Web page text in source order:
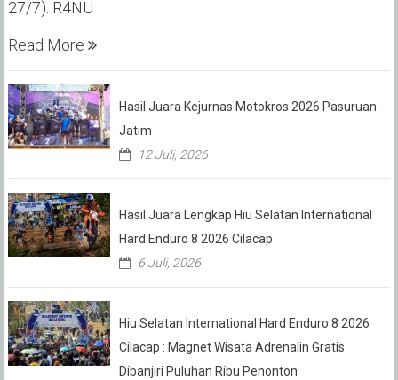
27/7). R4NU
Read More
Hasil Juara Kejurnas Motokros 2026 Pasuruan
Jatim
12 Juli, 2026
Hasil Juara Lengkap Hiu Selatan International
Hard Enduro 8 2026 Cilacap
6 Juli, 2026
Hiu Selatan International Hard Enduro 8 2026
Cilacap : Magnet Wisata Adrenalin Gratis
Dibanjiri Puluhan Ribu Penonton